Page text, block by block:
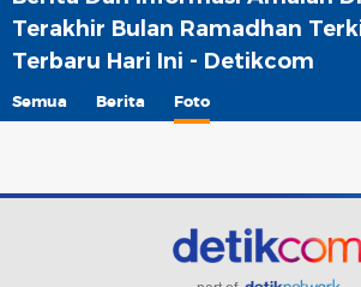
Terakhir Bulan Ramadhan
Terbaru Hari Ini - Detikcom
Semua Berita Foto